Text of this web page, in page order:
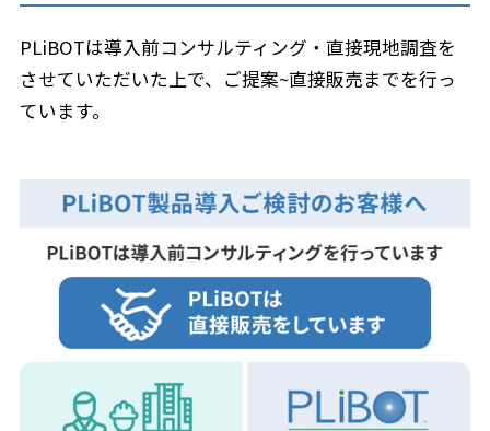
PLiBOTは導入前コンサルティング・直接現地調査を
させていただいた上で、ご提案~直接販売までを行っ
ています。